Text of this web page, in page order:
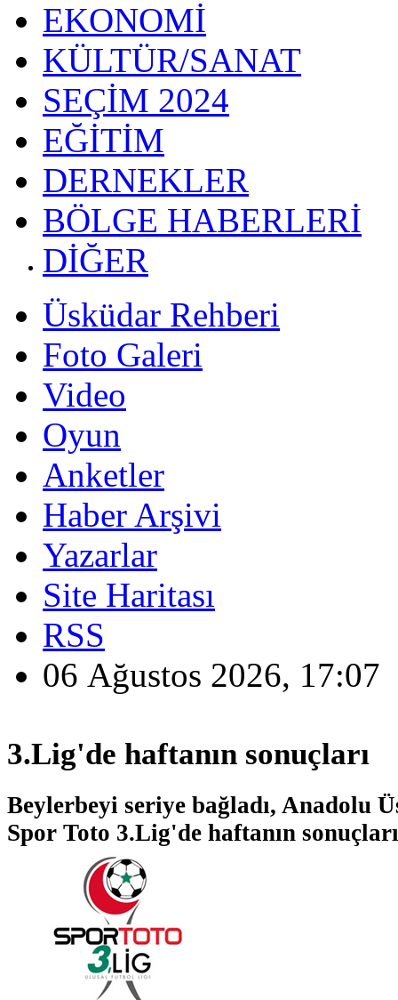
EKONOMİ
KÜLTÜR/SANAT
SEÇİM 2024
EĞİTİM
DERNEKLER
BÖLGE HABERLERİ
DİĞER
Üsküdar Rehberi
Foto Galeri
Video
Oyun
Anketler
Haber Arşivi
Yazarlar
Site Haritası
RSS
06 Ağustos 2026, 17:07
3.Lig'de haftanın sonuçları
Beylerbeyi seriye bağladı, Anadolu
Spor Toto 3.Lig'de haftanın